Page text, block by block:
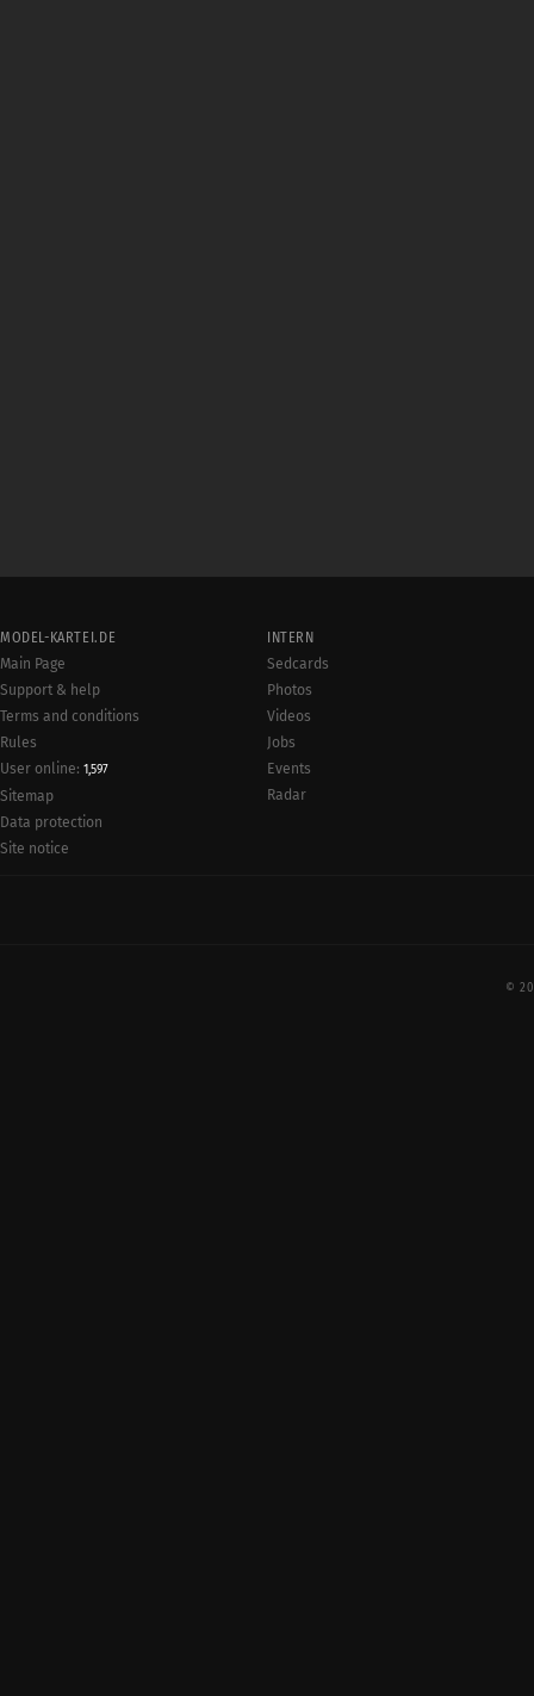
MODEL-KARTEI.DE
Main Page
Support & help
Terms and conditions
Rules
User online: 1,597
Sitemap
Data protection
Site notice
INTERN
Sedcards
Photos
Videos
Jobs
Events
Radar
©